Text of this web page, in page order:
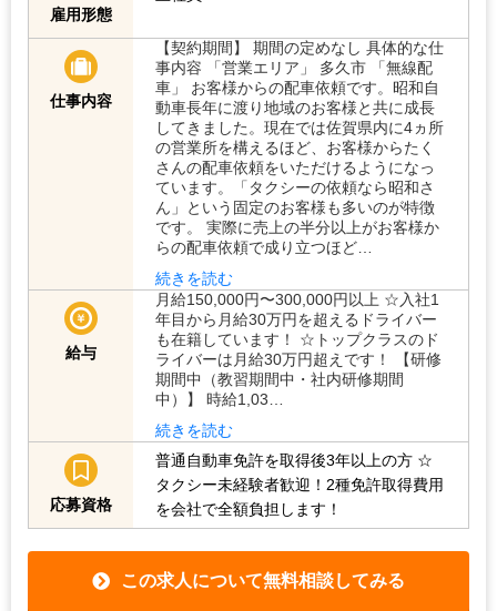
雇用形態
仕事内容
【契約期間】 期間の定めなし 具体的な仕
事内容 「営業エリア」 多久市 「無線配
車」 お客様からの配車依頼です。昭和自
動車長年に渡り地域のお客様と共に成長
してきました。現在では佐賀県内に4ヵ所
の営業所を構えるほど、お客様からたく
さんの配車依頼をいただけるようになっ
ています。「タクシーの依頼なら昭和さ
ん」という固定のお客様も多いのが特徴
です。 実際に売上の半分以上がお客様か
らの配車依頼で成り立つほど…
続きを読む
給与
月給150,000円〜300,000円以上 ☆入社1
年目から月給30万円を超えるドライバー
も在籍しています！ ☆トップクラスのド
ライバーは月給30万円超えです！ 【研修
期間中（教習期間中・社内研修期間
中）】 時給1,03…
続きを読む
応募資格
普通自動車免許を取得後3年以上の方 ☆
タクシー未経験者歓迎！2種免許取得費用
を会社で全額負担します！
この求人について無料相談してみる